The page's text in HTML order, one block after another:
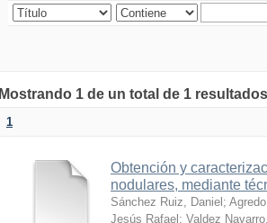
Mostrando 1 de un total de 1
1
Obtención y
nodulares, mediante
Sánchez Ruiz, Daniel ;
Jesús Rafael ; Valdez